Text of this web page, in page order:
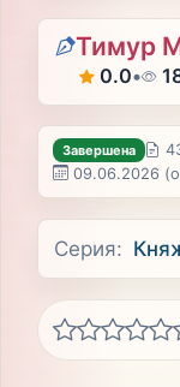
Тимур
0.0•
Завершена
09.06.2026
Серия: